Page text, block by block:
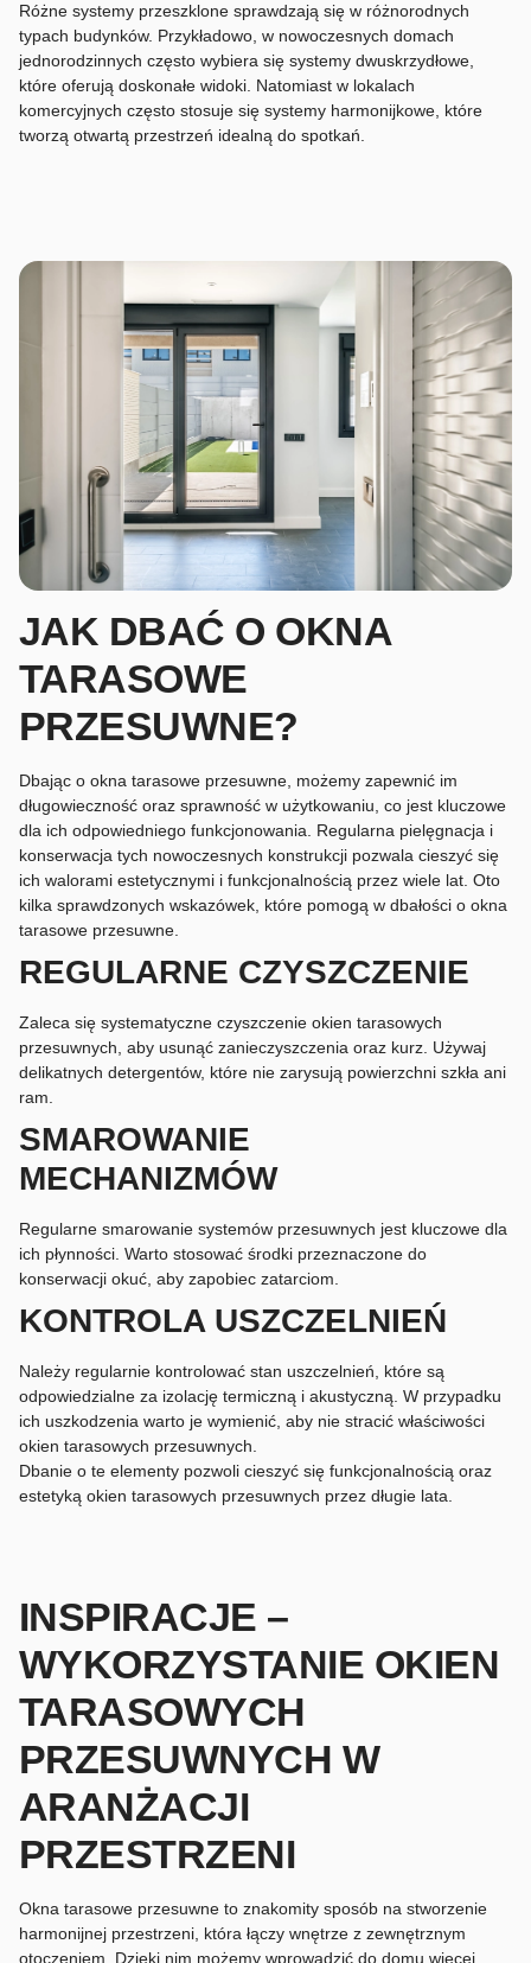
Różne systemy przeszklone sprawdzają się w różnorodnych
typach budynków. Przykładowo, w nowoczesnych domach
jednorodzinnych często wybiera się systemy dwuskrzydłowe,
które oferują doskonałe widoki. Natomiast w lokalach
komercyjnych często stosuje się systemy harmonijkowe, które
tworzą otwartą przestrzeń idealną do spotkań.
JAK DBAĆ O OKNA
TARASOWE
PRZESUWNE?
Dbając o okna tarasowe przesuwne, możemy zapewnić im
długowieczność oraz sprawność w użytkowaniu, co jest kluczowe
dla ich odpowiedniego funkcjonowania. Regularna pielęgnacja i
konserwacja tych nowoczesnych konstrukcji pozwala cieszyć się
ich walorami estetycznymi i funkcjonalnością przez wiele lat. Oto
kilka sprawdzonych wskazówek, które pomogą w dbałości o okna
tarasowe przesuwne.
REGULARNE CZYSZCZENIE
Zaleca się systematyczne czyszczenie okien tarasowych
przesuwnych, aby usunąć zanieczyszczenia oraz kurz. Używaj
delikatnych detergentów, które nie zarysują powierzchni szkła ani
ram.
SMAROWANIE
MECHANIZMÓW
Regularne smarowanie systemów przesuwnych jest kluczowe dla
ich płynności. Warto stosować środki przeznaczone do
konserwacji okuć, aby zapobiec zatarciom.
KONTROLA USZCZELNIEŃ
Należy regularnie kontrolować stan uszczelnień, które są
odpowiedzialne za izolację termiczną i akustyczną. W przypadku
ich uszkodzenia warto je wymienić, aby nie stracić właściwości
okien tarasowych przesuwnych.
Dbanie o te elementy pozwoli cieszyć się funkcjonalnością oraz
estetyką okien tarasowych przesuwnych przez długie lata.
INSPIRACJE –
WYKORZYSTANIE OKIEN
TARASOWYCH
PRZESUWNYCH W
ARANŻACJI
PRZESTRZENI
Okna tarasowe przesuwne to znakomity sposób na stworzenie
harmonijnej przestrzeni, która łączy wnętrze z zewnętrznym
otoczeniem. Dzięki nim możemy wprowadzić do domu więcej